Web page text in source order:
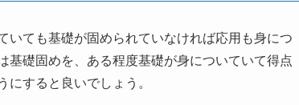
いても基礎が固められていなければ応用も身につ
基礎固めを、ある程度基礎が身についていて得点
すると良いでしょう。